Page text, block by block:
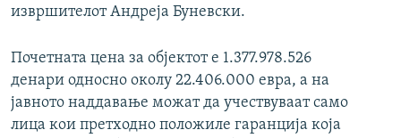
извршителот Андреја Буневски.
Почетната цена за објектот е 1.377.978.526
денари односно околу 22.406.000 евра, а на
јавното наддавање можат да учествуваат само
лица кои претходно положиле гаранција која